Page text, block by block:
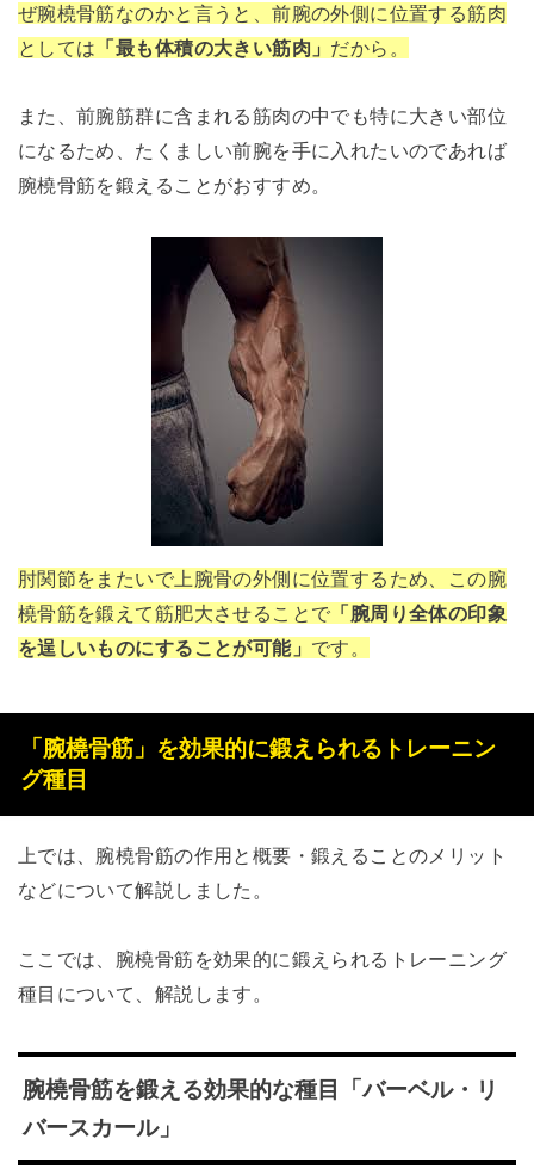
ぜ腕橈骨筋なのかと言うと、前腕の外側に位置する筋肉
としては 「最も体積の大きい筋肉」 だから。
また、前腕筋群に含まれる筋肉の中でも特に大きい部位
になるため、たくましい前腕を手に入れたいのであれば
腕橈骨筋を鍛えることがおすすめ。
肘関節をまたいで上腕骨の外側に位置するため、この腕
橈骨筋を鍛えて筋肥大させることで 「腕周り全体の印象
を逞しいものにすることが可能」 です。
「腕橈骨筋」を効果的に鍛えられるトレーニン
グ種目
上では、腕橈骨筋の作用と概要・鍛えることのメリット
などについて解説しました。
ここでは、腕橈骨筋を効果的に鍛えられるトレーニング
種目について、解説します。
腕橈骨筋を鍛える効果的な種目「バーベル・リ
バースカール」